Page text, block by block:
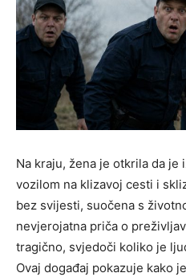
Na kraju, žena je otkrila da je
vozilom na klizavoj cesti i
bez svijesti, suočena s
nevjerojatna priča o
tragično, svjedoči koliko je
Ovaj događaj pokazuje kako